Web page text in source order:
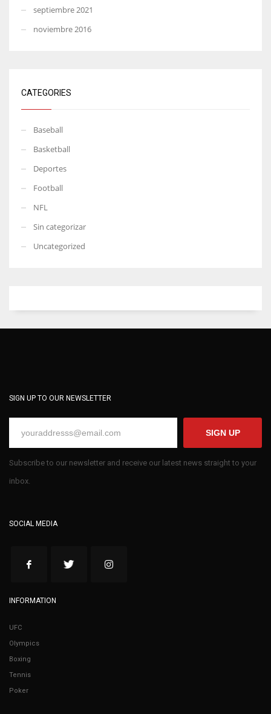
septiembre 2021
noviembre 2016
CATEGORIES
Baseball
Basketball
Deportes
Football
NFL
Sin categorizar
Uncategorized
SIGN UP TO OUR NEWSLETTER
SIGN UP
Subscribe to our newsletter and receive our latest news straight to your
inbox.
SOCIAL MEDIA
INFORMATION
UFC
Olympics
Boxing
Tennis
Poker